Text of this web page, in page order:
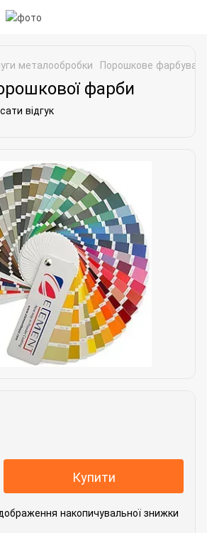
металообробки Порошкове
фарби
відгук
Купити
накопичувальної знижки